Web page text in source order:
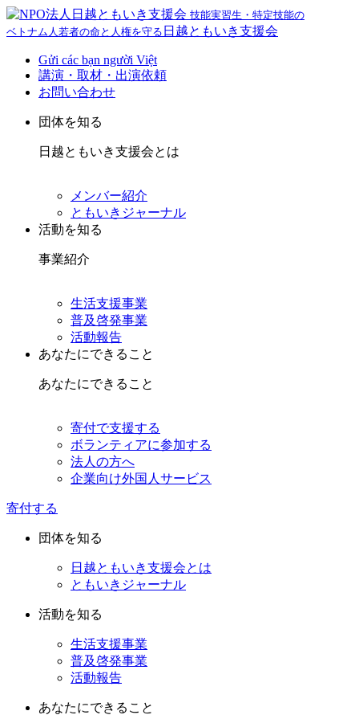
技能実習生・特定技能の
ベトナム人若者の命と人権を守る 日越ともいき支援会
Gửi các bạn người Việt
講演・取材・出演依頼
お問い合わせ
団体を知る
日越ともいき支援会とは
メンバー紹介
ともいきジャーナル
活動を知る
事業紹介
生活支援事業
普及啓発事業
活動報告
あなたにできること
あなたにできること
寄付で支援する
ボランティアに参加する
法人の方へ
企業向け外国人サービス
寄付する
団体を知る
日越ともいき支援会とは
ともいきジャーナル
活動を知る
生活支援事業
普及啓発事業
活動報告
あなたにできること